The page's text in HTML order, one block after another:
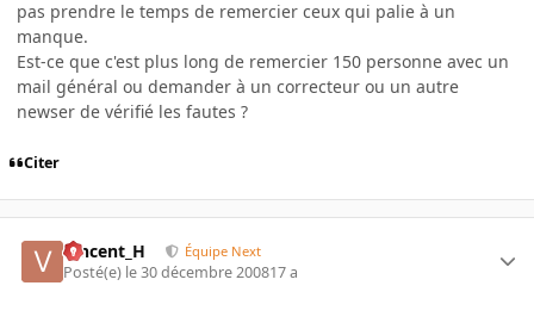
pas prendre le temps de remercier ceux qui palie à un
manque.
Est-ce que c'est plus long de remercier 150 personne avec un
mail général ou demander à un correcteur ou un autre
newser de vérifié les fautes ?
Citer
Vincent_H Équipe Next
Posté(e) le 30 décembre 200817 a